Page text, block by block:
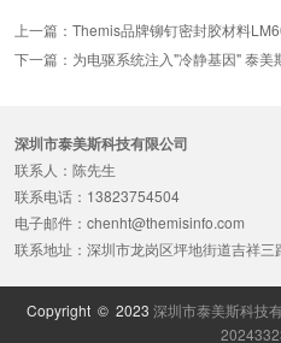
上一篇：Themis品牌铆钉密封胶材料
深圳市泰美斯科技有限公司
联系人：陈先生
联系电话：13823754504
电子邮件：chenht@themisinfo.com
联系地址：深圳市龙岗区坪地街道吉祥
Copyright © 2023 深圳市泰美斯科技